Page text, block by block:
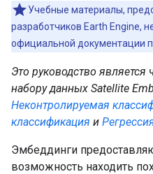
Учебные материалы,
разработчиков Earth Engine,
официальной документации
Это руководство является
набору данных Satellite
Неконтролируемая
классификация и
Эмбеддинги
возможность находить